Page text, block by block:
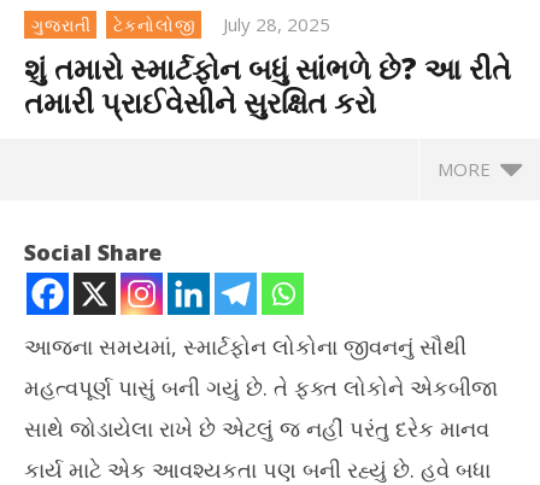
ગુજરાતી ટેકનોલોજી July 28, 2025
શું તમારો સ્માર્ટફોન બધું સાંભળે છે? આ રીતે
તમારી પ્રાઈવેસીને સુરક્ષિત કરો
MORE
Social Share
આજના સમયમાં, સ્માર્ટફોન લોકોના જીવનનું સૌથી
મહત્વપૂર્ણ પાસું બની ગયું છે. તે ફક્ત લોકોને એકબીજા
સાથે જોડાયેલા રાખે છે એટલું જ નહીં પરંતુ દરેક માનવ
કાર્ય માટે એક આવશ્યકતા પણ બની રહ્યું છે. હવે બધા